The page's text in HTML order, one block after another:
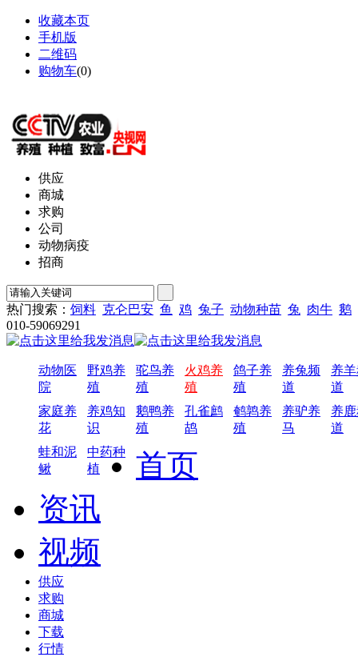
收藏本页
手机版
二维码
购物车(0)
供应
商城
求购
公司
动物病疫
招商
热门搜索： 饲料 克仑巴安 鱼 鸡 兔子 动物种苗 兔 肉牛 鹅
010-59069291
动物医
院
野鸡养
殖
驼鸟养
殖
火鸡养
殖
鸽子养
殖
养兔频
道
养
道
家庭养
花
养鸡知
识
鹅鸭养
殖
孔雀鹧
鸪
鹌鹑养
殖
养驴养
马
养
道
蛙和泥
鳅
中药种
植
首页
资讯
视频
供应
求购
商城
下载
行情